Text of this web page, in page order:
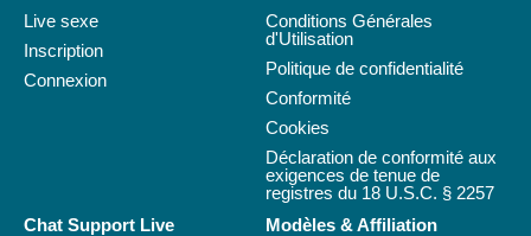
Live sexe
Inscription
Connexion
Conditions Générales
d'Utilisation
Politique de confidentialité
Conformité
Cookies
Déclaration de conformité aux
exigences de tenue de
registres du 18 U.S.C. § 2257
Chat Support Live
Modèles & Affiliation